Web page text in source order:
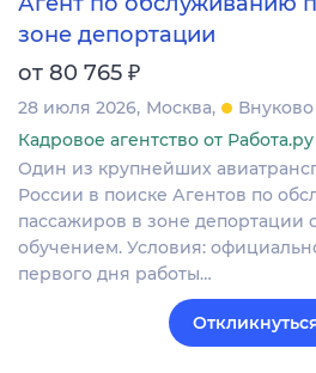
зоне депортации
от 80 765 ₽
28 июля 2026 Москва
Внуково
Кадровое агентство от Работа.ру
Один из крупнейших
России в поиске Агентов по
пассажиров в зоне депортации
обучением. Условия:
первого дня работы…